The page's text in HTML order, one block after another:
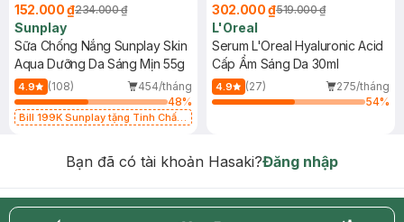
152.000 ₫234.000 ₫
Sunplay
Sữa Chống Nắng Sunplay Skin
Aqua Dưỡng Da Sáng Mịn 55g
4.9 (108)
454/tháng
48%
Bill 199K Sunplay tặng Tinh Chất
302.000 ₫519.000 ₫
L'Oreal
Serum L'Oreal Hyaluronic Acid
Cấp Ẩm Sáng Da 30ml
4.9 (27)
275/tháng
54%
Bạn đã có tài khoản Hasaki?Đăng nhập